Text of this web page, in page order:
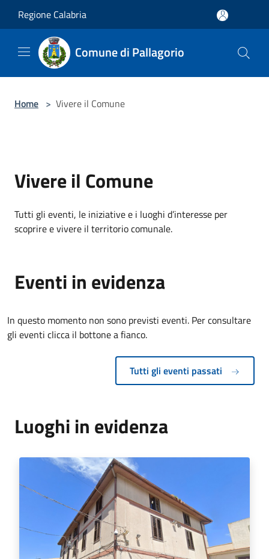
Regione Calabria
Comune di Pallagorio
Home > Vivere il Comune
Vivere il Comune
Tutti gli eventi, le iniziative e i luoghi d’interesse per
scoprire e vivere il territorio comunale.
Eventi in evidenza
In questo momento non sono previsti eventi. Per consultare
gli eventi clicca il bottone a fianco.
Tutti gli eventi passati
Luoghi in evidenza